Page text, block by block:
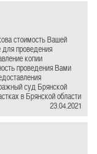
стоимость Вашей
для проведения
копии
проведения Вами
суд Брянской
в Брянской области
23.04.2021